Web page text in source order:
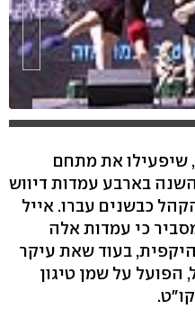
שיפעילו את מתחם
בארבע עמדות דיווש
כבשנים עברו. אייל
כי עמדות אלה
בעוד שאת עיקר
הפועל על שמן טיגון